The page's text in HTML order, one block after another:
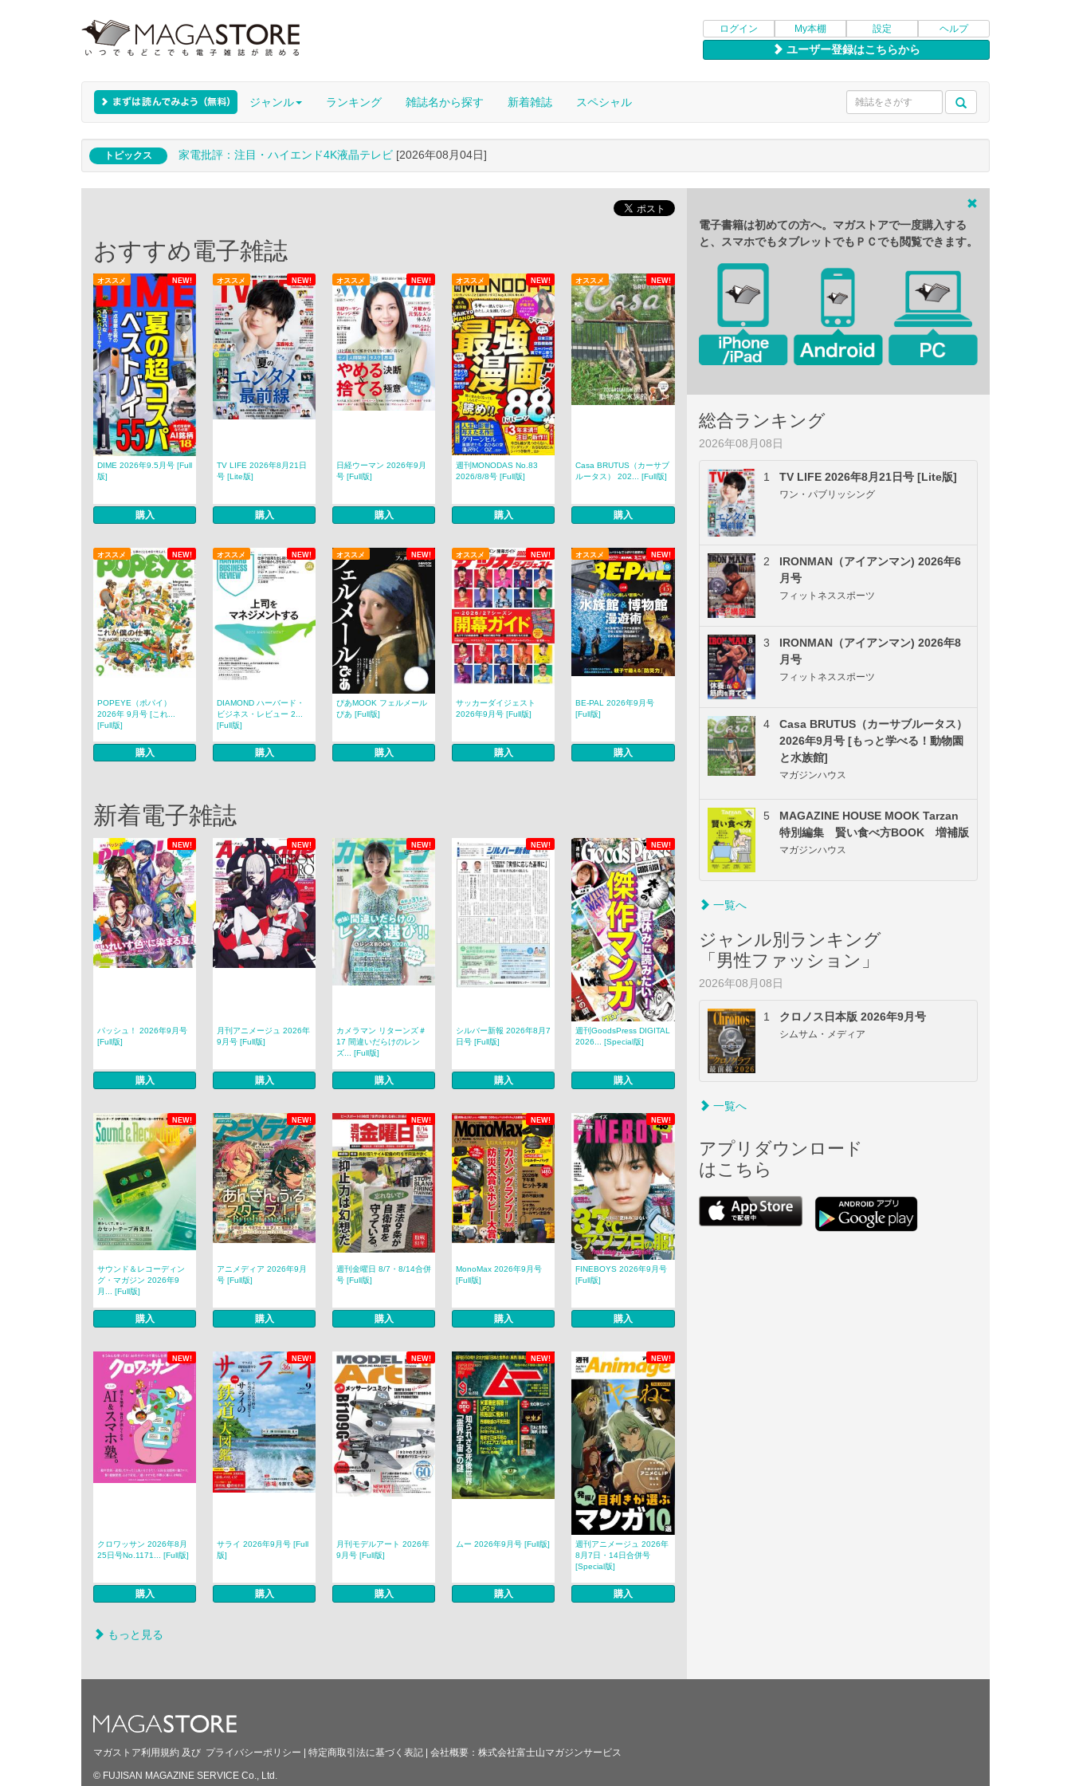
ログイン My本棚 設定 ヘルプ
ユーザー登録はこちらから
ジャンル ランキング 雑誌名から探す 新着雑誌 スペシャル
トピックス 家電批評：注目・ハイエンド4K液晶テレビ [2026年08月04日]
おすすめ電子雑誌
NEW!
オススメ NEW!
オススメ NEW!
オススメ NEW!
オススメ NEW!
オススメ
DIME 2026年9.5月号 [Full
版]
購入
TV LIFE 2026年8月21日
号 [Lite版]
購入
日経ウーマン 2026年9月
号 [Full版]
購入
週刊MONODAS No.83
2026/8/8号 [Full版]
購入
Casa BRUTUS（カーサブ
ルータス） 202... [Full版]
購入
NEW!
オススメ NEW!
オススメ NEW!
オススメ NEW!
オススメ NEW!
オススメ
POPEYE（ポパイ）
2026年 9月号 [これ...
[Full版]
購入
DIAMOND ハーバード・
ビジネス・レビュー 2...
[Full版]
購入
ぴあMOOK フェルメール
ぴあ [Full版]
購入
サッカーダイジェスト
2026年9月号 [Full版]
購入
BE-PAL 2026年9月号
[Full版]
購入
新着電子雑誌
NEW! NEW! NEW! NEW! NEW!
パッシュ！ 2026年9月号
[Full版]
購入
月刊アニメージュ 2026年
9月号 [Full版]
購入
カメラマン リターンズ＃
17 間違いだらけのレン
ズ... [Full版]
購入
シルバー新報 2026年8月7
日号 [Full版]
購入
週刊GoodsPress DIGITAL
2026... [Special版]
購入
NEW! NEW! NEW! NEW! NEW!
サウンド＆レコーディン
グ・マガジン 2026年9
月... [Full版]
購入
アニメディア 2026年9月
号 [Full版]
購入
週刊金曜日 8/7・8/14合併
号 [Full版]
購入
MonoMax 2026年9月号
[Full版]
購入
FINEBOYS 2026年9月号
[Full版]
購入
NEW! NEW! NEW! NEW! NEW!
クロワッサン 2026年8月
25日号No.1171... [Full版]
購入
サライ 2026年9月号 [Full
版]
購入
月刊モデルアート 2026年
9月号 [Full版]
購入
ムー 2026年9月号 [Full版]
購入
週刊アニメージュ 2026年
8月7日・14日合併号
[Special版]
購入
もっと見る
電子書籍は初めての方へ。マガストアで一度購入する
と、スマホでもタブレットでもＰＣでも閲覧できます。
総合ランキング
2026年08月08日
1 TV LIFE 2026年8月21日号 [Lite版]
ワン・パブリッシング
2
IRONMAN（アイアンマン) 2026年6
月号
フィットネススポーツ
3
IRONMAN（アイアンマン) 2026年8
月号
フィットネススポーツ
4
Casa BRUTUS（カーサブルータス）
2026年9月号 [もっと学べる！動物園
と水族館]
マガジンハウス
5
MAGAZINE HOUSE MOOK Tarzan
特別編集 賢い食べ方BOOK 増補版
マガジンハウス
一覧へ
ジャンル別ランキング
「男性ファッション」
2026年08月08日
1 クロノス日本版 2026年9月号
シムサム・メディア
一覧へ
アプリダウンロード
はこちら
マガストア利用規約 及び プライバシーポリシー 特定商取引法に基づく表記 会社概要： 株式会社富士山マガジンサービス
© FUJISAN MAGAZINE SERVICE Co., Ltd.